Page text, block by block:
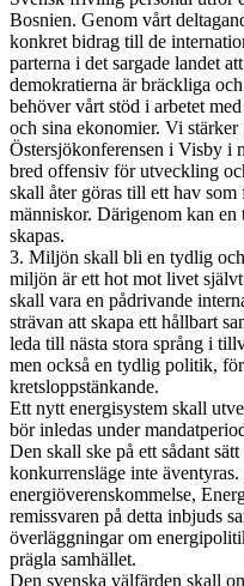
Bosnien. Genom vårt
konkret bidrag till de
parterna i det sargade landet
demokratierna är bräckliga
behöver vårt stöd i arbetet
och sina ekonomier. Vi
Östersjökonferensen i Visby i
bred offensiv för utveckling
skall åter göras till ett hav
människor. Därigenom kan
skapas.
3. Miljön skall bli en tydlig
miljön är ett hot mot livet
skall vara en pådrivande
strävan att skapa ett hållbart
leda till nästa stora språng i
men också en tydlig politik,
kretsloppstänkande.
Ett nytt energisystem skall
bör inledas under
Den skall ske på ett sådant
konkurrensläge inte
energiöverenskommelse,
remissvaren på detta inbjuds
överläggningar om
prägla samhället.
Den svenska välfärden skall